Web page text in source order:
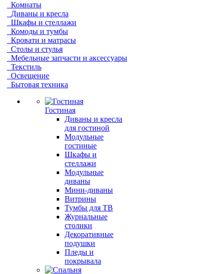
Комнаты
Диваны и кресла
Шкафы и стеллажи
Комоды и тумбы
Кровати и матрасы
Столы и стулья
Мебельные запчасти и аксессуары
Текстиль
Освещение
Бытовая техника
Гостиная
Диваны и кресла
для гостиной
Модульные
гостиные
Шкафы и
стеллажи
Модульные
диваны
Мини-диваны
Витрины
Тумбы для ТВ
Журнальные
столики
Декоративные
подушки
Пледы и
покрывала